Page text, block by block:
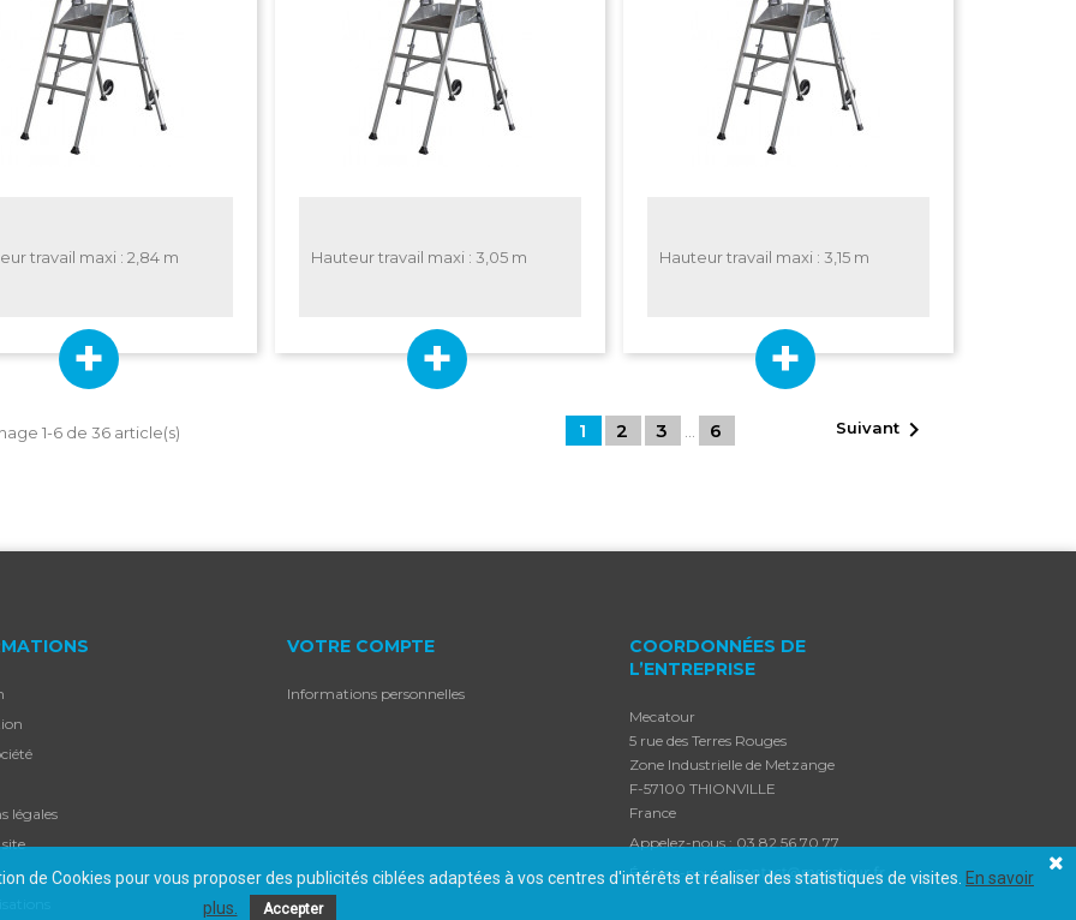
travail maxi : 2,84 m Hauteur travail maxi : 3,05 m Hauteur travail maxi : 3,15 m
1-6 de 36 article(s) 1 2 3 6 Suivant
légales
VOTRE COMPTE
Informations personnelles
COORDONNÉES DE
L’ENTREPRISE
Mecatour
5 rue des Terres Rouges
Zone Industrielle de Metzange
F-57100 THIONVILLE
France
Appelez-nous : 03 82 56 70 77
Écrivez-nous :
de Cookies pour vous proposer des publicités ciblées adaptées à vos centres d'intérêts et réaliser des statistiques de visites. En savoir
plus.
Accepter